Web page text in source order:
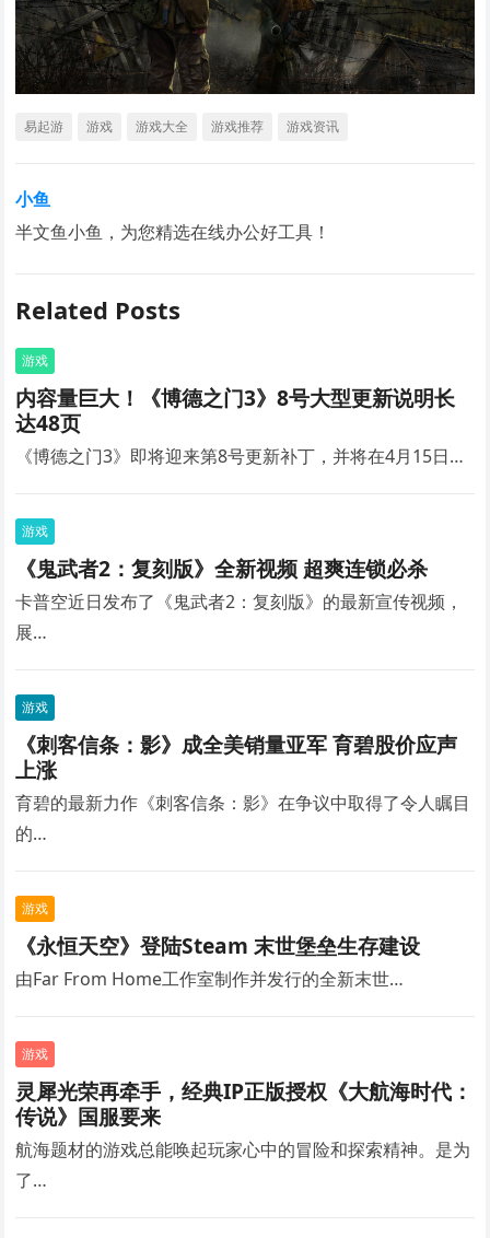
易起游 游戏 游戏大全 游戏推荐 游戏资讯
小鱼
半文鱼小鱼，为您精选在线办公好工具！
Related Posts
游戏
内容量巨大！《博德之门3》8号大型更新说明长
达48页
《博德之门3》即将迎来第8号更新补丁，并将在4月15日…
游戏
《鬼武者2：复刻版》全新视频 超爽连锁必杀
卡普空近日发布了《鬼武者2：复刻版》的最新宣传视频，
展…
游戏
《刺客信条：影》成全美销量亚军 育碧股价应声
上涨
育碧的最新力作《刺客信条：影》在争议中取得了令人瞩目
的…
游戏
《永恒天空》登陆Steam 末世堡垒生存建设
由Far From Home工作室制作并发行的全新末世…
游戏
灵犀光荣再牵手，经典IP正版授权《大航海时代：
传说》国服要来
航海题材的游戏总能唤起玩家心中的冒险和探索精神。是为
了…